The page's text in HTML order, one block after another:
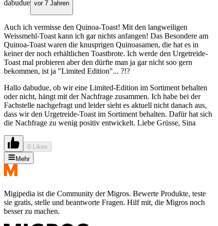
dabudue vor 7 Jahren
Auch ich vermisse den Quinoa-Toast! Mit den langweiligen
Weissmehl-Toast kann ich gar nichts anfangen! Das Besondere am
Quinoa-Toast waren die knusprigen Quinoasamen, die hat es in
keiner der noch erhältlichen Toastbrote. Ich werde den Urgetreide-
Toast mal probieren aber den dürfte man ja gar nicht soo gern
bekommen, ist ja "Limited Edition"... ?!?
Hallo dabudue, ob wir eine Limited-Edition im Sortiment behalten
oder nicht, hängt mit der Nachfrage zusammen. Ich habe bei der
Fachstelle nachgefragt und leider sieht es aktuell nicht danach aus,
dass wir den Urgetreide-Toast im Sortiment behalten. Dafür hat sich
die Nachfrage zu wenig positiv entwickelt. Liebe Grüsse, Sina
0 Likes
Mehr
Migipedia ist die Community der Migros. Bewerte Produkte, teste
sie gratis, stelle und beantworte Fragen. Hilf mit, die Migros noch
besser zu machen.